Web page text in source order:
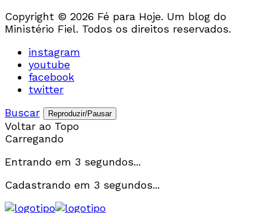
Copyright © 2026 Fé para Hoje. Um blog do
Ministério Fiel. Todos os direitos reservados.
instagram
youtube
facebook
twitter
Buscar
Reproduzir/Pausar
Voltar ao Topo
Carregando
Entrando em 3 segundos...
Cadastrando em 3 segundos...